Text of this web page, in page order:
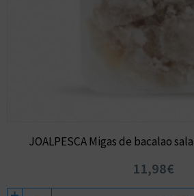
JOALPESCA Migas de bacalao
11,98€